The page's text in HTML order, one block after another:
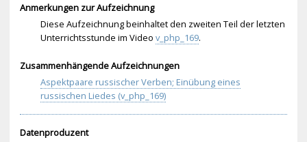
Anmerkungen zur Aufzeichnung
Diese Aufzeichnung beinhaltet den zweiten Teil der letzten
Unterrichtsstunde im Video v_php_169.
Zusammenhängende Aufzeichnungen
Aspektpaare russischer Verben; Einübung eines
russischen Liedes (v_php_169)
Datenproduzent